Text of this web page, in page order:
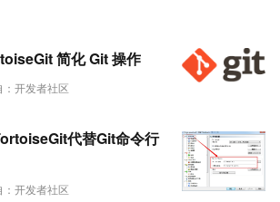
：开发者社区
简化 Git 操作
：开发者社区
代替Git命令行